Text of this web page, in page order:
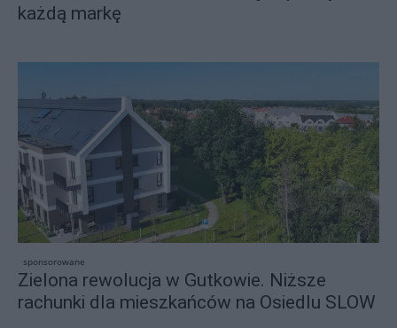
każdą markę
sponsorowane
Zielona rewolucja w Gutkowie. Niższe
rachunki dla mieszkańców na Osiedlu SLOW